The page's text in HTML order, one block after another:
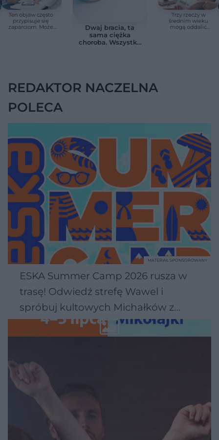
Ten objaw często
przypisuje się
zaparciom. Może
Dwaj bracia, ta
sama ciężka
choroba. Wszystko
Trzy rzeczy w
średnim wieku
mogą oddalić
REDAKTOR NACZELNA
POLECA
ESKA Summer Camp 2026 rusza w
trasę! Odwiedź strefę Wawel i
spróbuj kultowych Michałków z
Wawelu
MATERIAŁ SPONSOROWANY